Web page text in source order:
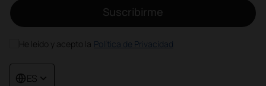
Suscribirme
He leído y acepto la Política de Privacidad
ES